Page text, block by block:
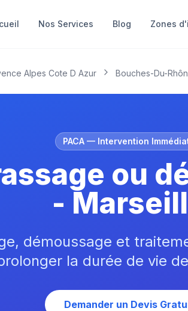
Nos Services Blog Zones
Alpes Cote D Azur Bouches-Du-
PACA— Intervention
ou
-
démoussage et
la durée de vie
Demander un Devis